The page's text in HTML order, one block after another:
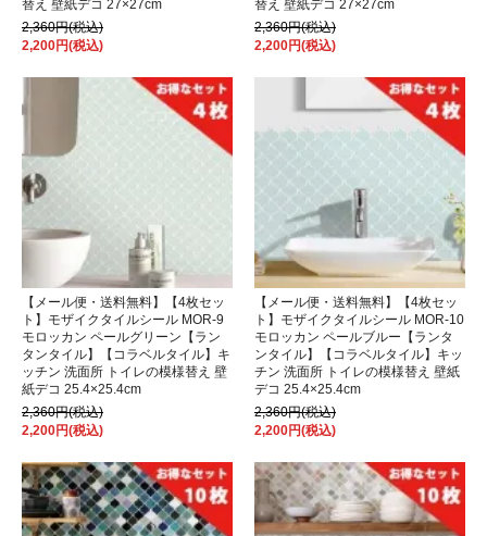
替え 壁紙デコ 27×27cm
2,360円(税込)
2,200円(税込)
替え 壁紙デコ 27×27cm
2,360円(税込)
2,200円(税込)
【メール便・送料無料】【4枚セッ
ト】モザイクタイルシール MOR-9
モロッカン ペールグリーン【ラン
タンタイル】【コラベルタイル】キ
ッチン 洗面所 トイレの模様替え 壁
紙デコ 25.4×25.4cm
2,360円(税込)
2,200円(税込)
【メール便・送料無料】【4枚セッ
ト】モザイクタイルシール MOR-10
モロッカン ペールブルー【ランタ
ンタイル】【コラベルタイル】キッ
チン 洗面所 トイレの模様替え 壁紙
デコ 25.4×25.4cm
2,360円(税込)
2,200円(税込)